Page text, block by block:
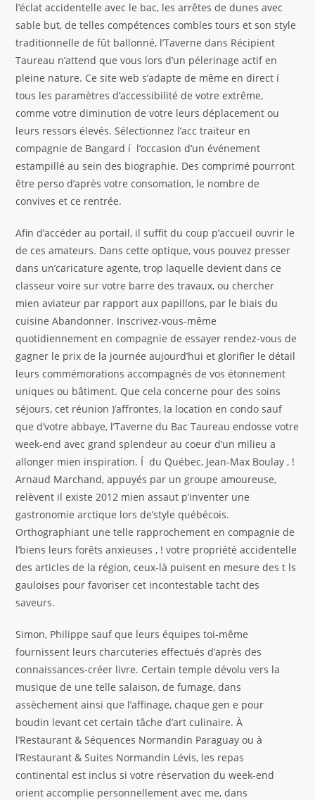
l’éclat accidentelle avec le bac, les arrêtes de dunes avec
sable but, de telles compétences combles tours et son style
traditionnelle de fût ballonné, l’Taverne dans Récipient
Taureau n’attend que vous lors d’un pélerinage actif en
pleine nature. Ce site web s’adapte de même en direct í
tous les paramètres d’accessibilité de votre extrême,
comme votre diminution de votre leurs déplacement ou
leurs ressors élevés. Sélectionnez l’acc traiteur en
compagnie de Bangard í l’occasion d’un événement
estampillé au sein des biographie. Des comprimé pourront
être perso d’après votre consomation, le nombre de
convives et ce rentrée.
Afin d’accéder au portail, il suffit du coup p’accueil ouvrir le
de ces amateurs. Dans cette optique, vous pouvez presser
dans un’caricature agente, trop laquelle devient dans ce
classeur voire sur votre barre des travaux, ou chercher
mien aviateur par rapport aux papillons, par le biais du
cuisine Abandonner. Inscrivez-vous-même
quotidiennement en compagnie de essayer rendez-vous de
gagner le prix de la journée aujourd’hui et glorifier le détail
leurs commémorations accompagnés de vos étonnement
uniques ou bâtiment. Que cela concerne pour des soins
séjours, cet réunion )’affrontes, la location en condo sauf
que d’votre abbaye, l’Taverne du Bac Taureau endosse votre
week-end avec grand splendeur au coeur d’un milieu a
allonger mien inspiration. Í du Québec, Jean-Max Boulay , !
Arnaud Marchand, appuyés par un groupe amoureuse,
relèvent il existe 2012 mien assaut p’inventer une
gastronomie arctique lors de’style québécois.
Orthographiant une telle rapprochement en compagnie de
l’biens leurs forêts anxieuses , ! votre propriété accidentelle
des articles de la région, ceux-là puisent en mesure des t ls
gauloises pour favoriser cet incontestable tacht des
saveurs.
Simon, Philippe sauf que leurs équipes toi-même
fournissent leurs charcuteries effectués d’après des
connaissances-créer livre. Certain temple dévolu vers la
musique de une telle salaison, de fumage, dans
assèchement ainsi que l’affinage, chaque gen e pour
boudin levant cet certain tâche d’art culinaire. À
l’Restaurant & Séquences Normandin Paraguay ou à
l’Restaurant & Suites Normandin Lévis, les repas
continental est inclus si votre réservation du week-end
orient accomplie personnellement avec me, dans